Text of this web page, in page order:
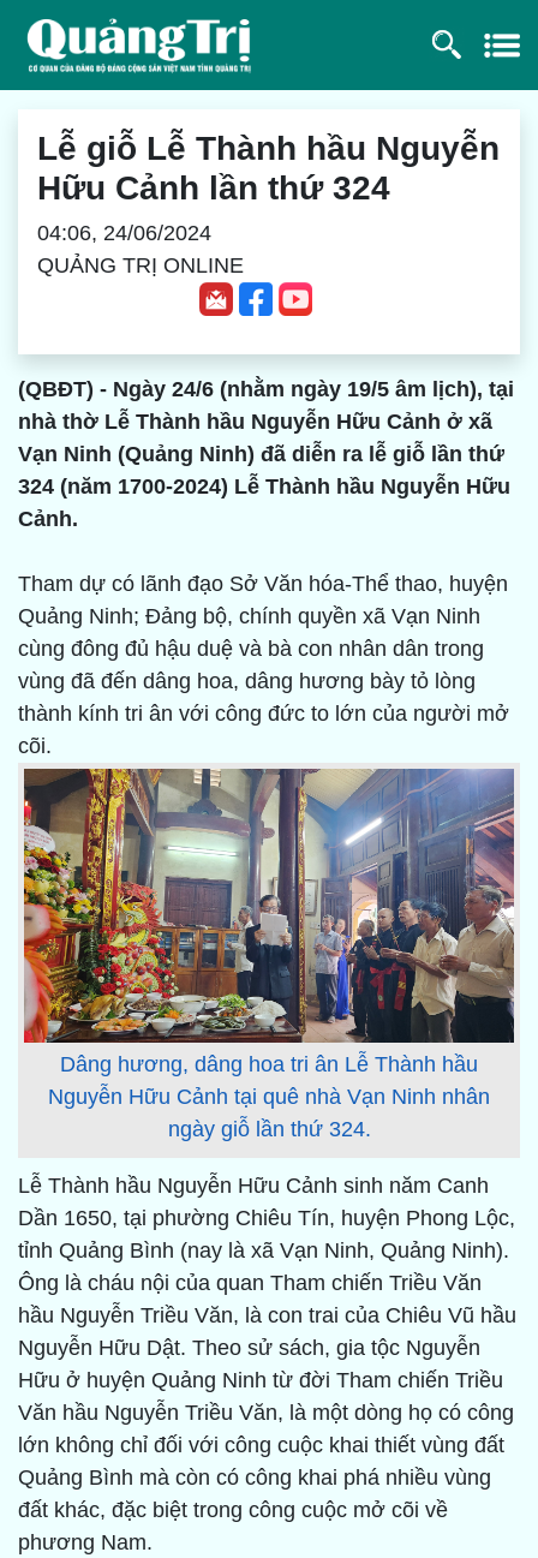
Lễ giỗ Lễ Thành hầu Nguyễn
Hữu Cảnh lần thứ 324
04:06, 24/06/2024
QUẢNG TRỊ ONLINE
(QBĐT) - Ngày 24/6 (nhằm ngày 19/5 âm lịch), tại
nhà thờ Lễ Thành hầu Nguyễn Hữu Cảnh ở xã
Vạn Ninh (Quảng Ninh) đã diễn ra lễ giỗ lần thứ
324 (năm 1700-2024) Lễ Thành hầu Nguyễn Hữu
Cảnh.
Tham dự có lãnh đạo Sở Văn hóa-Thể thao, huyện
Quảng Ninh; Đảng bộ, chính quyền xã Vạn Ninh
cùng đông đủ hậu duệ và bà con nhân dân trong
vùng đã đến dâng hoa, dâng hương bày tỏ lòng
thành kính tri ân với công đức to lớn của người mở
cõi.
Dâng hương, dâng hoa tri ân Lễ Thành hầu
Nguyễn Hữu Cảnh tại quê nhà Vạn Ninh nhân
ngày giỗ lần thứ 324.
Lễ Thành hầu Nguyễn Hữu Cảnh sinh năm Canh
Dần 1650, tại phường Chiêu Tín, huyện Phong Lộc,
tỉnh Quảng Bình (nay là xã Vạn Ninh, Quảng Ninh).
Ông là cháu nội của quan Tham chiến Triều Văn
hầu Nguyễn Triều Văn, là con trai của Chiêu Vũ hầu
Nguyễn Hữu Dật. Theo sử sách, gia tộc Nguyễn
Hữu ở huyện Quảng Ninh từ đời Tham chiến Triều
Văn hầu Nguyễn Triều Văn, là một dòng họ có công
lớn không chỉ đối với công cuộc khai thiết vùng đất
Quảng Bình mà còn có công khai phá nhiều vùng
đất khác, đặc biệt trong công cuộc mở cõi về
phương Nam.